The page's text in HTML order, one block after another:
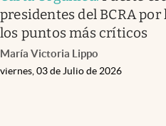
presidentes del BCRA
los puntos más críticos
María Victoria Lippo
viernes, 03 de Julio de 2026